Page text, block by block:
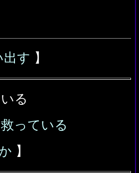
出す 】
る
っている
】